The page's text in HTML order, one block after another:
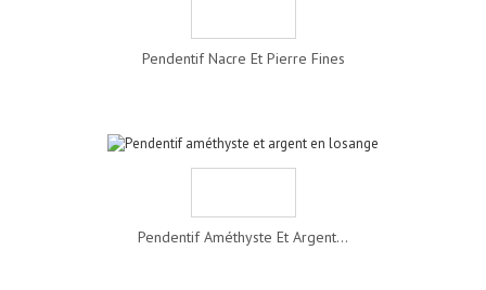
Pendentif Nacre Et Pierre Fines
Pendentif Améthyste Et Argent...